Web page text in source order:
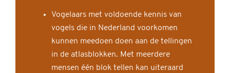
Vogelaars met voldoende kennis van
vogels die in Nederland voorkomen
kunnen meedoen doen aan de tellingen
in de atlasblokken. Met meerdere
mensen één blok tellen kan uiteraard